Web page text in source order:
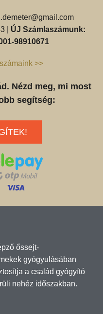
| ÚJ Számlaszámunk:
98910671
>>
Nézd meg, mi most
segítség:
őssejt-
gyógyulásában
a család gyógyító
nehéz időszakban.